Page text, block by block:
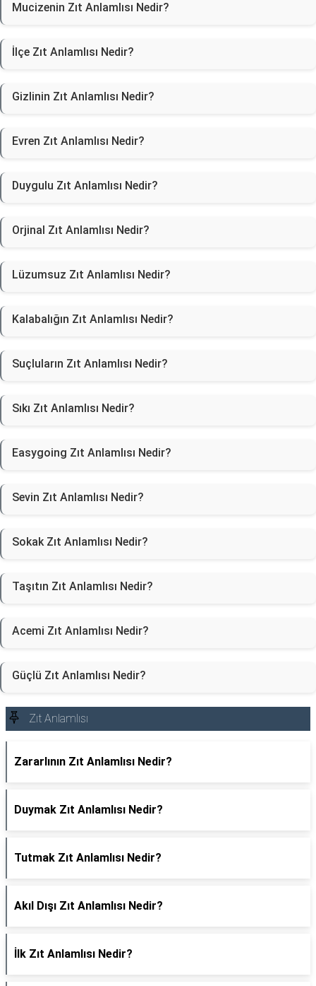
Mucizenin Zıt Anlamlısı Nedir?
İlçe Zıt Anlamlısı Nedir?
Gizlinin Zıt Anlamlısı Nedir?
Evren Zıt Anlamlısı Nedir?
Duygulu Zıt Anlamlısı Nedir?
Orjinal Zıt Anlamlısı Nedir?
Lüzumsuz Zıt Anlamlısı Nedir?
Kalabalığın Zıt Anlamlısı Nedir?
Suçluların Zıt Anlamlısı Nedir?
Sıkı Zıt Anlamlısı Nedir?
Easygoing Zıt Anlamlısı Nedir?
Sevin Zıt Anlamlısı Nedir?
Sokak Zıt Anlamlısı Nedir?
Taşıtın Zıt Anlamlısı Nedir?
Acemi Zıt Anlamlısı Nedir?
Güçlü Zıt Anlamlısı Nedir?
Zıt Anlamlısı
Zararlının Zıt Anlamlısı Nedir?
Duymak Zıt Anlamlısı Nedir?
Tutmak Zıt Anlamlısı Nedir?
Akıl Dışı Zıt Anlamlısı Nedir?
İlk Zıt Anlamlısı Nedir?